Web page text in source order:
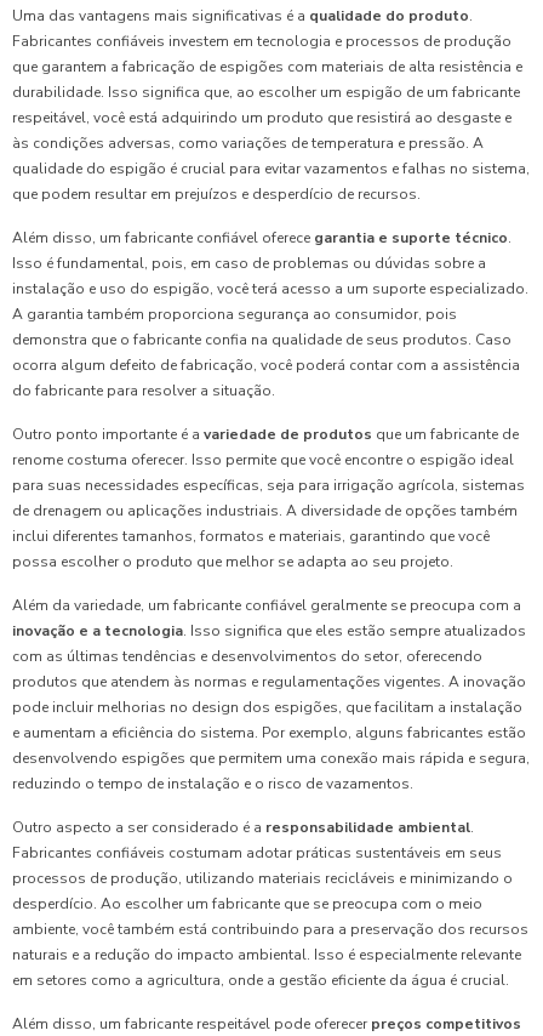
Uma das vantagens mais significativas é a qualidade do produto.
Fabricantes confiáveis investem em tecnologia e processos de produção
que garantem a fabricação de espigões com materiais de alta resistência e
durabilidade. Isso significa que, ao escolher um espigão de um fabricante
respeitável, você está adquirindo um produto que resistirá ao desgaste e
às condições adversas, como variações de temperatura e pressão. A
qualidade do espigão é crucial para evitar vazamentos e falhas no sistema,
que podem resultar em prejuízos e desperdício de recursos.
Além disso, um fabricante confiável oferece garantia e suporte técnico.
Isso é fundamental, pois, em caso de problemas ou dúvidas sobre a
instalação e uso do espigão, você terá acesso a um suporte especializado.
A garantia também proporciona segurança ao consumidor, pois
demonstra que o fabricante confia na qualidade de seus produtos. Caso
ocorra algum defeito de fabricação, você poderá contar com a assistência
do fabricante para resolver a situação.
Outro ponto importante é a variedade de produtos que um fabricante de
renome costuma oferecer. Isso permite que você encontre o espigão ideal
para suas necessidades específicas, seja para irrigação agrícola, sistemas
de drenagem ou aplicações industriais. A diversidade de opções também
inclui diferentes tamanhos, formatos e materiais, garantindo que você
possa escolher o produto que melhor se adapta ao seu projeto.
Além da variedade, um fabricante confiável geralmente se preocupa com a
inovação e a tecnologia. Isso significa que eles estão sempre atualizados
com as últimas tendências e desenvolvimentos do setor, oferecendo
produtos que atendem às normas e regulamentações vigentes. A inovação
pode incluir melhorias no design dos espigões, que facilitam a instalação
e aumentam a eficiência do sistema. Por exemplo, alguns fabricantes estão
desenvolvendo espigões que permitem uma conexão mais rápida e segura,
reduzindo o tempo de instalação e o risco de vazamentos.
Outro aspecto a ser considerado é a responsabilidade ambiental.
Fabricantes confiáveis costumam adotar práticas sustentáveis em seus
processos de produção, utilizando materiais recicláveis e minimizando o
desperdício. Ao escolher um fabricante que se preocupa com o meio
ambiente, você também está contribuindo para a preservação dos recursos
naturais e a redução do impacto ambiental. Isso é especialmente relevante
em setores como a agricultura, onde a gestão eficiente da água é crucial.
Além disso, um fabricante respeitável pode oferecer preços competitivos